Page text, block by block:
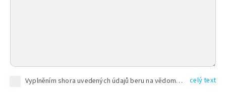
Vyplněním shora uvedených údajů beru na vědomí, že společnost TEXT FACTORY s.r.o., sídlem Brno, Durďákova 336/29, Černá Pole, PSČ: 613 00, IČ: 06157831, zapsané u Krajského soudu v Brně, oddíl C, vložka 100399, bude zpracovávat mé osobní údaje uvedené v rámci mnou vyplněného registračního formuláře na základě oprávněných zájmů TEXT FACTORY s.r.o. dle čl. 6 odst. 1 písm. f) GDPR a pro splnění právních povinností (čl. 6 odst. 1 písm. c) GDPR), a to pro tyto účely: nezbytnost zajistit oprávnění návštěvníka webových stránek provozovaných společností TEXT FACTORY s.r.o. přispívat aktivně ke zveřejněným článkům nebo v rámci diskusních fór a výkon práv TEXT FACTORY s.r.o. jako administrátora těchto diskusních fór. Více informací o zpracování osobních údajů a právech lze nalézt v celý text